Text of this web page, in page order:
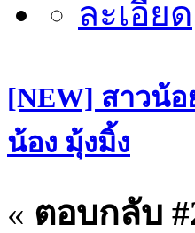
[NEW] สาวน้
น้อง มุ้งมิ้ง
« ตอบกลับ